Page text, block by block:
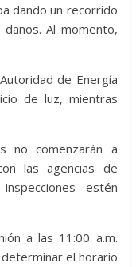
dando un recorrido
Al momento,
de Energía
de luz, mientras
no comenzarán a
las agencias de
estén
a las 11:00 a.m.
el horario